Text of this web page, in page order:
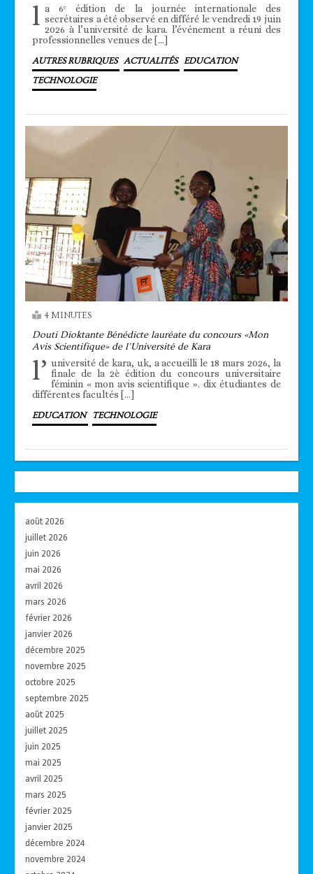
l a 6ᵉ édition de la journée internationale des
secrétaires a été observé en différé le vendredi 19 juin
2026 à l’université de kara. l’événement a réuni des
professionnelles venues de […]
AUTRES RUBRIQUES ACTUALITÉS EDUCATION
TECHNOLOGIE
4 MINUTES
Douti Dioktante Bénédicte lauréate du concours «Mon
Avis Scientifique» de l’Université de Kara
l’ université de kara, uk, a accueilli le 18 mars 2026, la
finale de la 2è édition du concours universitaire
féminin « mon avis scientifique ». dix étudiantes de
différentes facultés […]
EDUCATION TECHNOLOGIE
août 2026
juillet 2026
juin 2026
mai 2026
avril 2026
mars 2026
février 2026
janvier 2026
décembre 2025
novembre 2025
octobre 2025
septembre 2025
août 2025
juillet 2025
juin 2025
mai 2025
avril 2025
mars 2025
février 2025
janvier 2025
décembre 2024
novembre 2024